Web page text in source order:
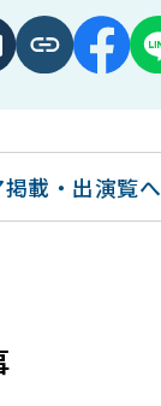
掲載・出演覧へ